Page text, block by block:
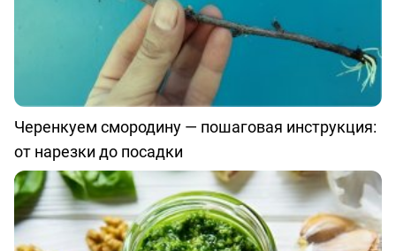
Черенкуем смородину — пошаговая инструкция:
от нарезки до посадки